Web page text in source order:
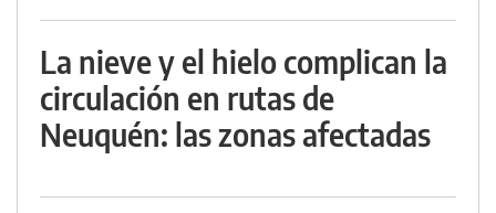
La nieve y el hielo complican la
circulación en rutas de
Neuquén: las zonas afectadas